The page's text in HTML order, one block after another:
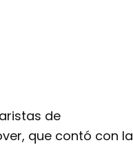
de
que contó con la